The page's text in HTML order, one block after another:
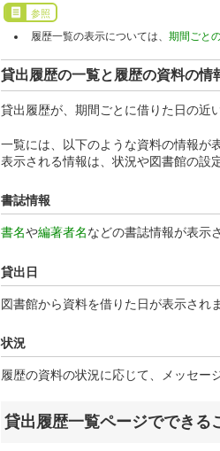
参照
履歴一覧の表示については、期間ごと
貸出履歴の一覧と履歴の資料の情
貸出履歴が、期間ごとに借りた日の近
一覧には、以下のような資料の情報が
表示される情報は、状況や図書館の設
書誌情報
書名や編著者名などの書誌情報が表示
貸出日
図書館から資料を借りた日が表示されま
状況
履歴の資料の状況に応じて、メッセー
貸出履歴一覧ページでできる